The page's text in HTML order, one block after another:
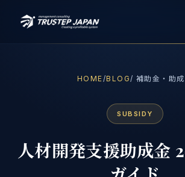
HOME/BLOG/ 補助金・助成
SUBSIDY
人材開発支援助成金